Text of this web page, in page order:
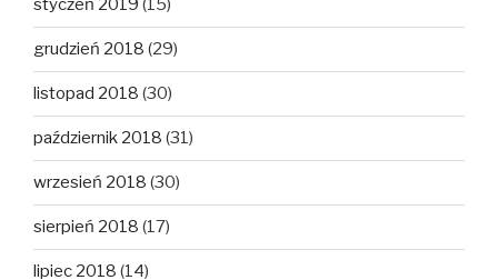
styczeń 2019 (15)
grudzień 2018 (29)
listopad 2018 (30)
październik 2018 (31)
wrzesień 2018 (30)
sierpień 2018 (17)
lipiec 2018 (14)